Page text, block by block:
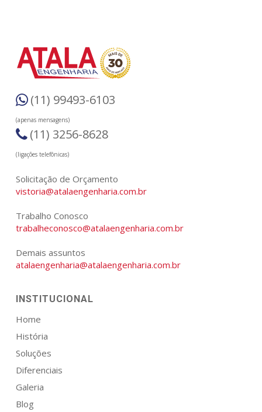
(11) 99493-6103
(apenas mensagens)
(11) 3256-8628
(ligações telefônicas)
Solicitação de Orçamento
vistoria@atalaengenharia.com.br
Trabalho Conosco
trabalheconosco@atalaengenharia.com.br
Demais assuntos
atalaengenharia@atalaengenharia.com.br
INSTITUCIONAL
Home
História
Soluções
Diferenciais
Galeria
Blog